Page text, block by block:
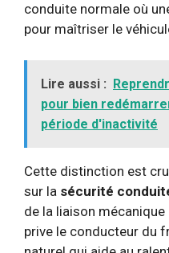
conduite normale où
pour maîtriser le
Lire aussi :
pour bien
période d'inactivité
Cette distinction est
sur la sécurité
de la liaison
prive le conducteur du